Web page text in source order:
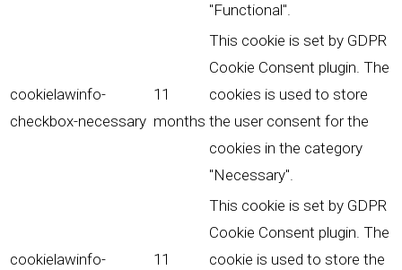
"Functional".
cookielawinfo-
checkbox-necessary
11
months
This cookie is set by GDPR
Cookie Consent plugin. The
cookies is used to store
the user consent for the
cookies in the category
"Necessary".
cookielawinfo-
11
This cookie is set by GDPR
Cookie Consent plugin. The
cookie is used to store the